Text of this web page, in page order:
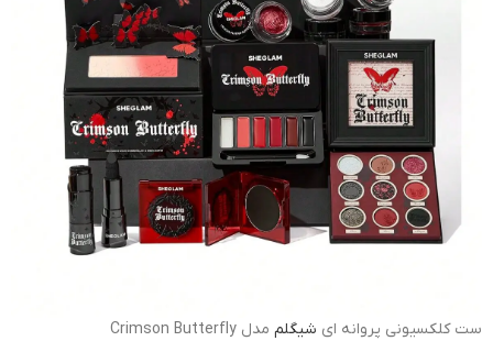
ست کلکسیونی پروانه ای شیگلم مدل Crimson Butterfly